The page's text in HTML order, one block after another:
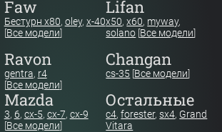
Faw
Бестурн х80, oley, x-40
[Все модели]
Lifan
x50,x60, myway,
solano [Все модели]
Ravon
gentra, r4
[Все модели]
Changan
cs-35 [Все модели]
Mazda
3, 6, cx-5, cx-7, cx-9
[Все модели]
Остальные
c4,forester,sx4, Grand
Vitara